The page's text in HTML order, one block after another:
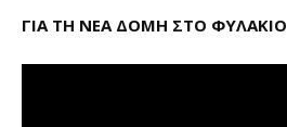
ΓΙΑ ΤΗ ΝΕΑ ΔΟΜΗ ΣΤΟ ΦΥΛΑΚΙΟ